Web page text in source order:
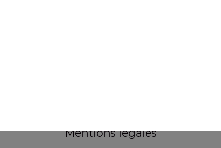
Mentions légales